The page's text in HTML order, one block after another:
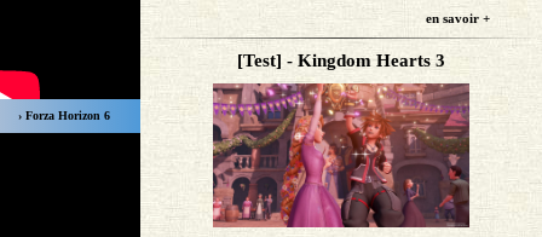
› Forza Horizon 6
en savoir +
[Test] - Kingdom Hearts 3